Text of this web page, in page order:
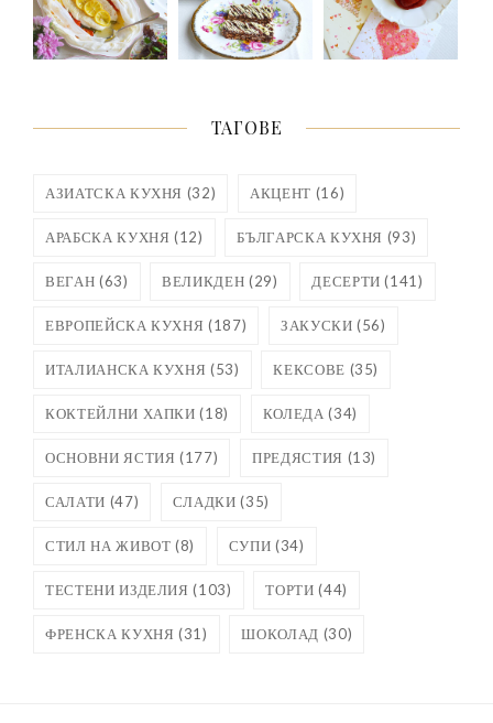
ТАГОВЕ
АЗИАТСКА КУХНЯ (32) АКЦЕНТ (16)
АРАБСКА КУХНЯ (12) БЪЛГАРСКА КУХНЯ (93)
ВЕГАН (63) ВЕЛИКДЕН (29) ДЕСЕРТИ (141)
ЕВРОПЕЙСКА КУХНЯ (187) ЗАКУСКИ (56)
ИТАЛИАНСКА КУХНЯ (53) КЕКСОВЕ (35)
КОКТЕЙЛНИ ХАПКИ (18) КОЛЕДА (34)
ОСНОВНИ ЯСТИЯ (177) ПРЕДЯСТИЯ (13)
САЛАТИ (47) СЛАДКИ (35)
СТИЛ НА ЖИВОТ (8) СУПИ (34)
ТЕСТЕНИ ИЗДЕЛИЯ (103) ТОРТИ (44)
ФРЕНСКА КУХНЯ (31) ШОКОЛАД (30)